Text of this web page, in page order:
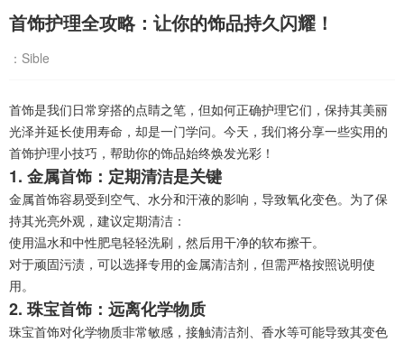
首饰护理全攻略：让你的饰品持久闪耀！
：Sible
首饰是我们日常穿搭的点睛之笔，但如何正确护理它们，保持其美丽
光泽并延长使用寿命，却是一门学问。今天，我们将分享一些实用的
首饰护理小技巧，帮助你的饰品始终焕发光彩！
1. 金属首饰：定期清洁是关键
金属首饰容易受到空气、水分和汗液的影响，导致氧化变色。为了保
持其光亮外观，建议定期清洁：
使用温水和中性肥皂轻轻洗刷，然后用干净的软布擦干。
对于顽固污渍，可以选择专用的金属清洁剂，但需严格按照说明使
用。
2. 珠宝首饰：远离化学物质
珠宝首饰对化学物质非常敏感，接触清洁剂、香水等可能导致其变色